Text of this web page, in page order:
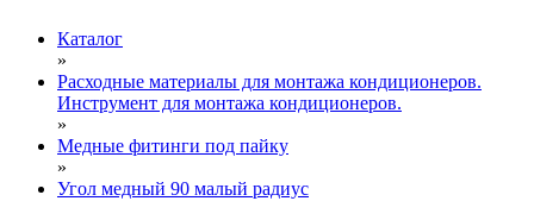
Каталог
»
Расходные материалы для монтажа кондиционеров.
Инструмент для монтажа кондиционеров.
»
Медные фитинги под пайку
»
Угол медный 90 малый радиус